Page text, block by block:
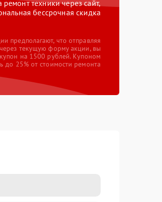
техники через сайт,
бессрочная скидка
предполагают, что отправляя
текущую форму акции, вы
на 1500 рублей. Купоном
до 25% от стоимости ремонта